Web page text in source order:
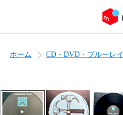
ホーム CD・DVD・ブルーレイ